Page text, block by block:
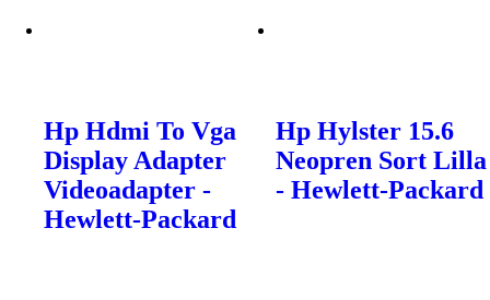
Hp Hdmi To Vga
Display Adapter
Videoadapter -
Hewlett-Packard
Hp Hylster 15.6
Neopren Sort Lilla
- Hewlett-Packard